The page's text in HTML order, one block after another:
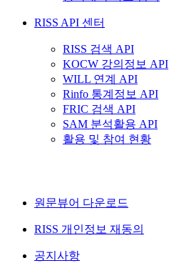
RISS API 센터
RISS 검색 API
KOCW 강의정보 API
WILL 연계 API
Rinfo 통계정보 API
FRIC 검색 API
SAM 분석활용 API
활용 및 참여 현황
원문뷰어 다운로드
RISS 개인정보 재동의
공지사항